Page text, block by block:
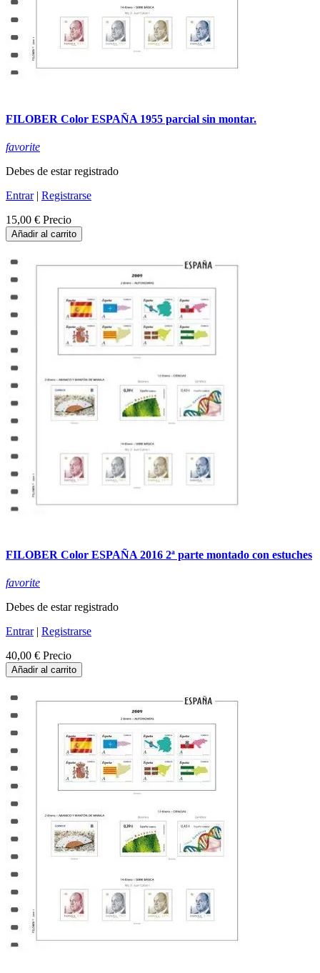
FILOBER Color ESPAÑA 1955 parcial sin montar.
favorite
Debes de estar registrado
Entrar| Registrarse
15,00 € Precio
Añadir al carrito
FILOBER Color ESPAÑA 2016 2ª parte montado con estuches
favorite
Debes de estar registrado
Entrar| Registrarse
40,00 € Precio
Añadir al carrito